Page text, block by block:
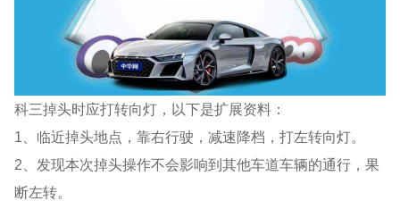
科三掉头时应打转向灯，以下是扩展资料：
1、临近掉头地点，靠右行驶，减速降档，打左转向灯。
2、发现本次掉头操作不会影响到其他车道车辆的通行，果
断左转。